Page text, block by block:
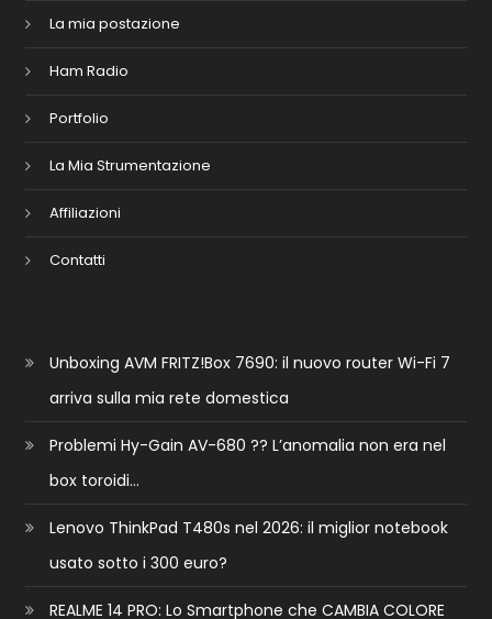
La mia postazione
Ham Radio
Portfolio
La Mia Strumentazione
Affiliazioni
Contatti
Unboxing AVM FRITZ!Box 7690: il nuovo router Wi-Fi 7
arriva sulla mia rete domestica
Problemi Hy-Gain AV-680 ?? L’anomalia non era nel
box toroidi…
Lenovo ThinkPad T480s nel 2026: il miglior notebook
usato sotto i 300 euro?
REALME 14 PRO: Lo Smartphone che CAMBIA COLORE